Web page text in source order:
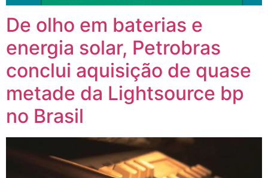
De olho em baterias e
energia solar, Petrobras
conclui aquisição de quase
metade da Lightsource bp
no Brasil